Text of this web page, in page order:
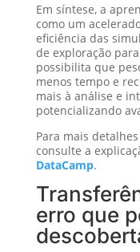
Em síntese, a
como um
eficiência das
de exploração
possibilita que
menos tempo e
mais à análise e
potencializando
Para mais
consulte a
DataCamp.
erro que